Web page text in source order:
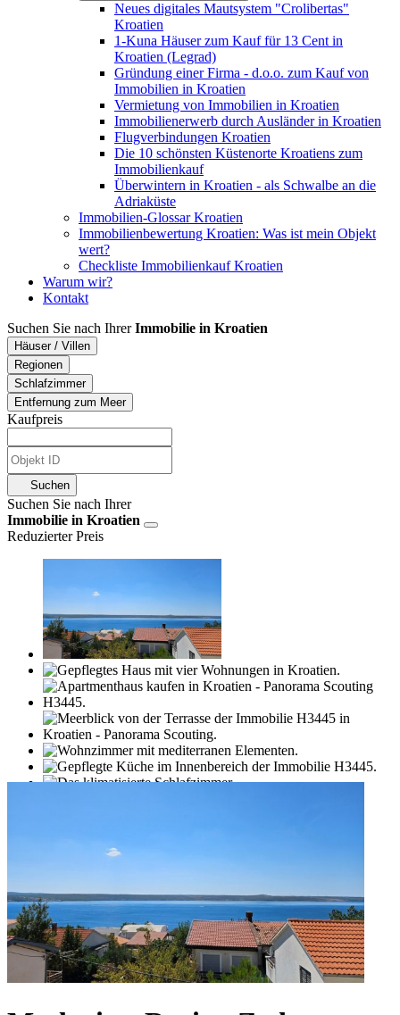
Neues digitales Mautsystem "Crolibertas"
Kroatien
1-Kuna Häuser zum Kauf für 13 Cent in
Kroatien (Legrad)
Gründung einer Firma - d.o.o. zum Kauf von
Immobilien in Kroatien
Vermietung von Immobilien in Kroatien
Immobilienerwerb durch Ausländer in Kroatien
Flugverbindungen Kroatien
Die 10 schönsten Küstenorte Kroatiens zum
Immobilienkauf
Überwintern in Kroatien - als Schwalbe an die
Adriaküste
Immobilien-Glossar Kroatien
Immobilienbewertung Kroatien: Was ist mein Objekt
wert?
Checkliste Immobilienkauf Kroatien
Warum wir?
Kontakt
Suchen Sie nach IhrerImmobilie in Kroatien
Häuser / Villen
Regionen
Schlafzimmer
Entfernung zum Meer
Kaufpreis
Suchen
Suchen Sie nach Ihrer
Immobilie in Kroatien
Reduzierter Preis